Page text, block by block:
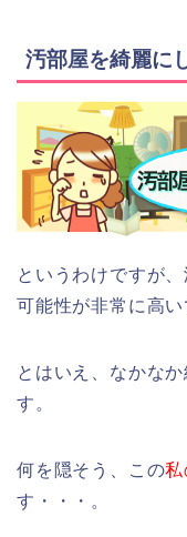
汚部屋を綺麗に
というわけですが
可能性が非常に高い
とはいえ、なかな
す。
何を隠そう、この
す・・・。